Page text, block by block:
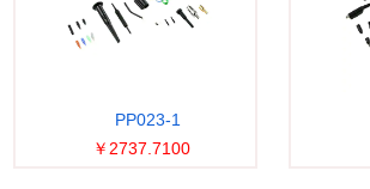
PP023-1
￥2737.7100